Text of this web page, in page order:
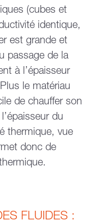
(cubes et
identique,
est grande et
passage de la
à l’épaisseur
le matériau
de chauffer son
du
thermique, vue
donc de
FLUIDES :